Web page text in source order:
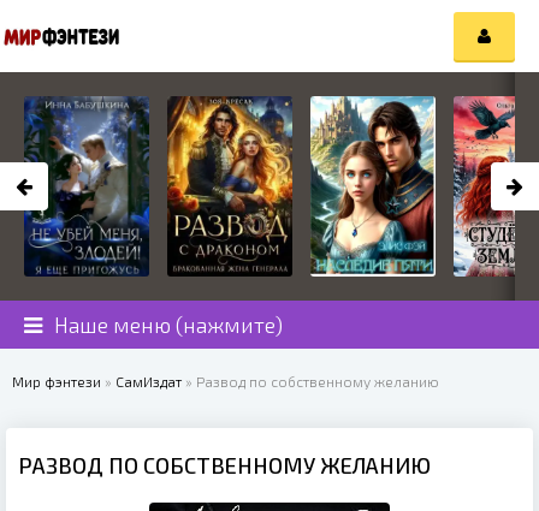
Наше меню (нажмите)
Мир фэнтези » СамИздат » Развод по собственному желанию
РАЗВОД ПО СОБСТВЕННОМУ ЖЕЛАНИЮ